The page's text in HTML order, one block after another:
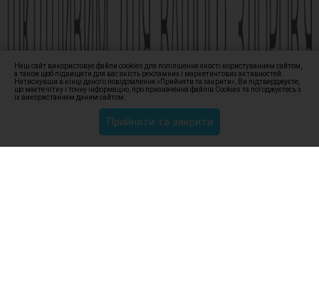
Наш сайт використовує файли cookies для поліпшення якості користуванням сайтом,
а також щоб підвищити для вас якість рекламних і маркетингових активностей.
Натиснувши в кінці даного повідомлення «Прийняти та закрити», Ви підтверджуєте,
що маєте чітку і точну інформацію, про призначення файлів Сookies та погоджуєтесь з
їх використанням даним сайтом.
Прийняти та закрити